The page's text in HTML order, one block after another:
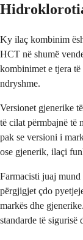
Ky ilaç kombinim
HCT në shumë
kombinimet e tjera
ndryshme.
Versionet gjenerike
të cilat përmbajnë të
pak se versioni i
ose gjenerik, ilaçi
Farmacisti juaj
përgjigjet çdo
markës dhe
standarde të sigurisë